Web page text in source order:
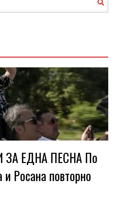
ЗА ЕДНА ПЕСНА По
Росана повторно